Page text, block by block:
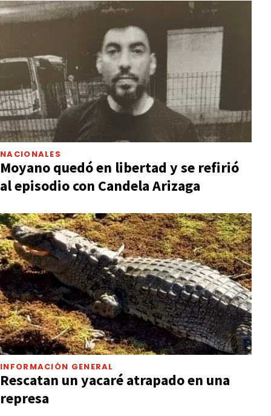
NACIONALES
Moyano quedó en libertad y se refirió
al episodio con Candela Arizaga
INFORMACIÓN GENERAL
Rescatan un yacaré atrapado en una
represa